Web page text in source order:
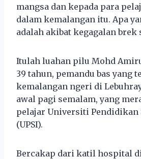
mangsa dan kepada para
dalam kemalangan itu. Apa
adalah akibat kegagalan brek
Itulah luahan pilu Mohd
39 tahun, pemandu bas yang
kemalangan ngeri di
awal pagi semalam, yang
pelajar Universiti Pendidikan
(UPSI).
Bercakap dari katil hospital